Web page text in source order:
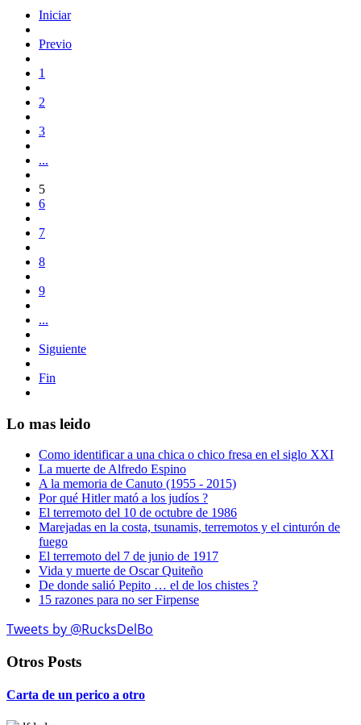
Iniciar
Previo
1
2
3
...
5
6
7
8
9
...
Siguiente
Fin
Lo mas leido
Como identificar a una chica o chico fresa en el siglo XXI
La muerte de Alfredo Espino
A la memoria de Canuto (1955 - 2015)
Por qué Hitler mató a los judíos ?
El terremoto del 10 de octubre de 1986
Marejadas en la costa, tsunamis, terremotos y el cinturón de
fuego
El terremoto del 7 de junio de 1917
Vida y muerte de Oscar Quiteño
De donde salió Pepito … el de los chistes ?
15 razones para no ser Firpense
Tweets by @RucksDelBo
Otros Posts
Carta de un perico a otro